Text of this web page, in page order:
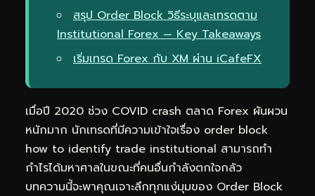
สรุป Order Block วิธีระบุและเทรดตาม
Institutional Forex — Key Takeaways
เริ่มเทรด Forex กับ XM ผ่าน iCafeFX
เมื่อปี 2020 ช่วง COVID crash ตลาด Forex ผันผวน
หนักมาก นักเทรดที่มีความเข้าใจเรื่อง order block
how to identify trade institutional สามารถทำ
กำไรได้มหาศาลในขณะที่คนอื่นกำลังตกใจกลัว
บทความนี้จะพาคุณเจาะลึกทุกแง่มุมของ Order Block